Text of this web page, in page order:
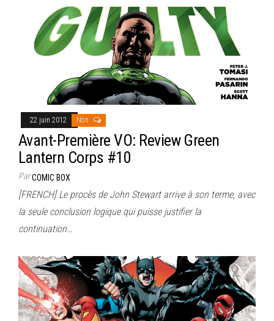
22 juin 2012 Non
Avant-Première VO: Review Green
Lantern Corps #10
ParCOMIC BOX
[FRENCH] Le procès de John Stewart arrive à son terme, avec
la seule conclusion logique qui puisse justifier la
continuation…